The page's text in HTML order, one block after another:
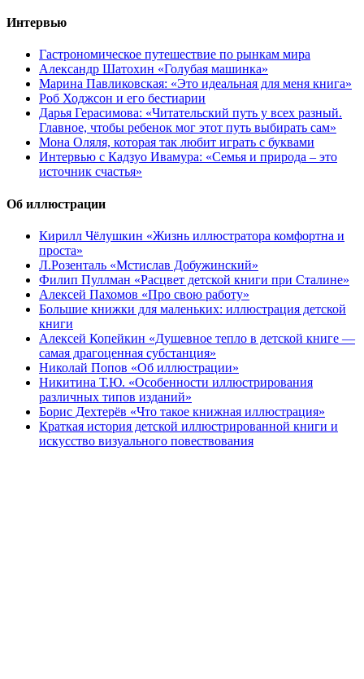
Интервью
Гастрономическое путешествие по рынкам мира
Александр Шатохин «Голубая машинка»
Марина Павликовская: «Это идеальная для меня книга»
Роб Ходжсон и его бестиарии
Дарья Герасимова: «Читательский путь у всех разный.
Главное, чтобы ребенок мог этот путь выбирать сам»
Мона Оляля, которая так любит играть с буквами
Интервью с Кадзуо Ивамура: «Семья и природа – это
источник счастья»
Об иллюстрации
Кирилл Чёлушкин «Жизнь иллюстратора комфортна и
проста»
Л.Розенталь «Мстислав Добужинский»
Филип Пуллман «Расцвет детской книги при Сталине»
Алексей Пахомов «Про свою работу»
Большие книжки для маленьких: иллюстрация детской
книги
Алексей Копейкин «Душевное тепло в детской книге —
самая драгоценная субстанция»
Николай Попов «Об иллюстрации»
Никитина Т.Ю. «Особенности иллюстрирования
различных типов изданий»
Борис Дехтерёв «Что такое книжная иллюстрация»
Краткая история детской иллюстрированной книги и
искусство визуального повествования